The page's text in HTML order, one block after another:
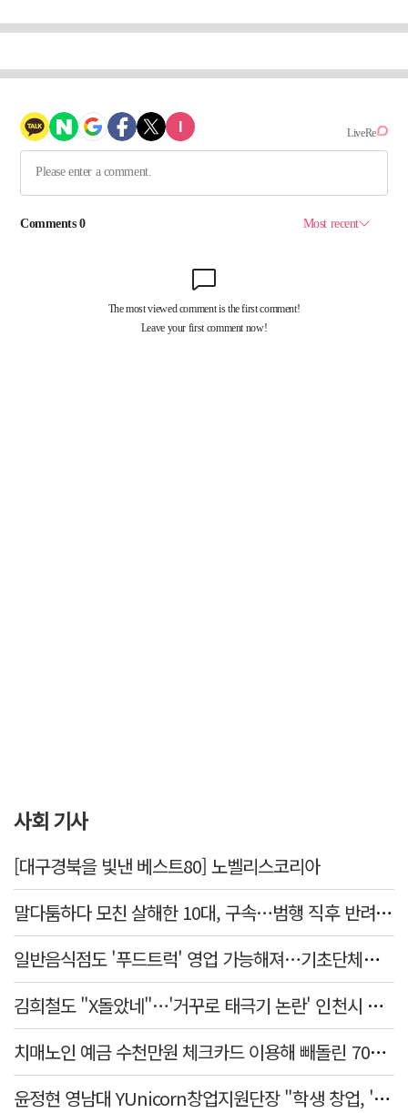
사회 기사
[대구경북을 빛낸 베스트80] 노벨리스코리아
말다툼하다 모친 살해한 10대, 구속…범행 직후 반려견도 죽여
일반음식점도 '푸드트럭' 영업 가능해져…기초단체별 조례 개정 움직임
김희철도 "X돌았네"…'거꾸로 태극기 논란' 인천시 현수막, 이틀 만에 철거
치매노인 예금 수천만원 체크카드 이용해 빼돌린 70대 간병인, 집행유예
윤정현 영남대 YUnicorn창업지원단장 "학생 창업, '팀 빌딩'이 제일 중요"